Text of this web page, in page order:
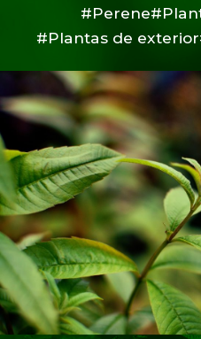
#Perene
#Plantas de exterior